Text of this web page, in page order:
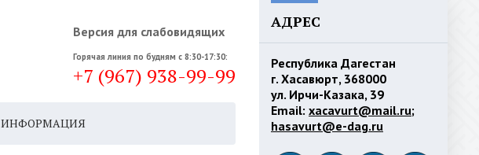
Версия для слабовидящих
Горячая линия по будням с 8:30-17:30:
+7 (967) 938-99-99
ИНФОРМАЦИЯ
АДРЕС
Республика Дагестан
г. Хасавюрт, 368000
ул. Ирчи-Казака, 39
Email: xacavurt@mail.ru;
hasavurt@e-dag.ru